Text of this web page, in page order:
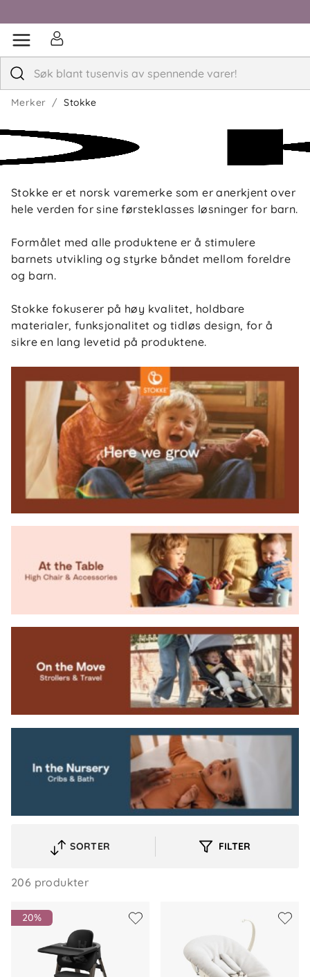
Merker Stokke
Stokke er et norsk varemerke som er anerkjent over
hele verden for sine førsteklasses løsninger for barn.
Formålet med alle produktene er å stimulere
barnets utvikling og styrke båndet mellom foreldre
og barn.
Stokke fokuserer på høy kvalitet, holdbare
materialer, funksjonalitet og tidløs design, for å
sikre en lang levetid på produktene.
SORTER FILTER
206 produkter
20%